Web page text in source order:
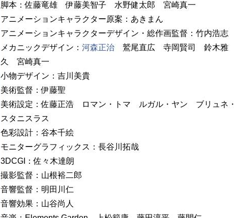
脚本：佐藤竜雄 伊藤美智子 水野健太郎 宮崎真一
アニメーションキャラクター原案：あきまん
アニメーションキャラクターデザイン・総作画監督：竹内浩志
メカニックデザイン： 河森正治 鷲尾直広 寺岡賢司 鈴木雅
久 宮崎真一
小物デザイン：吉川美貴
美術監督：伊藤聖
美術設定：佐藤正浩 ロマン・トマ ルガル・ヤン ブリュネ・
スタニスラス
色彩設計：谷本千絵
モニターグラフィックス：長谷川拓哉
3DCGI：佐々木達朗
撮影監督：山根裕二郎
音響監督：明田川仁
音響効果：山谷尚人